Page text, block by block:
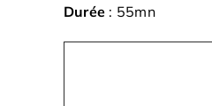
Durée : 55mn